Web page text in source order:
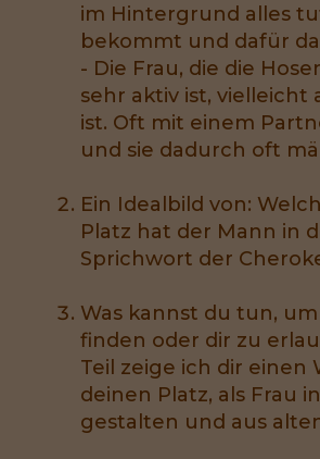
im Hintergrund alles
bekommt und dafür
- Die Frau, die die
sehr aktiv ist,
ist. Oft mit einem
und sie dadurch oft
Ein Idealbild von:
Platz hat der Mann in
Sprichwort der
Was kannst du tun,
finden oder dir zu
Teil zeige ich dir einen
deinen Platz, als Frau
gestalten und aus